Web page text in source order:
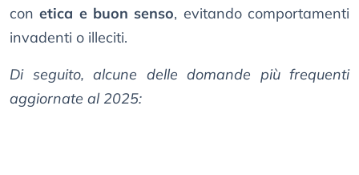
conetica e buon senso, evitando comportamenti
invadenti o illeciti.
Di seguito, alcune delle domande più frequenti
aggiornate al 2025: